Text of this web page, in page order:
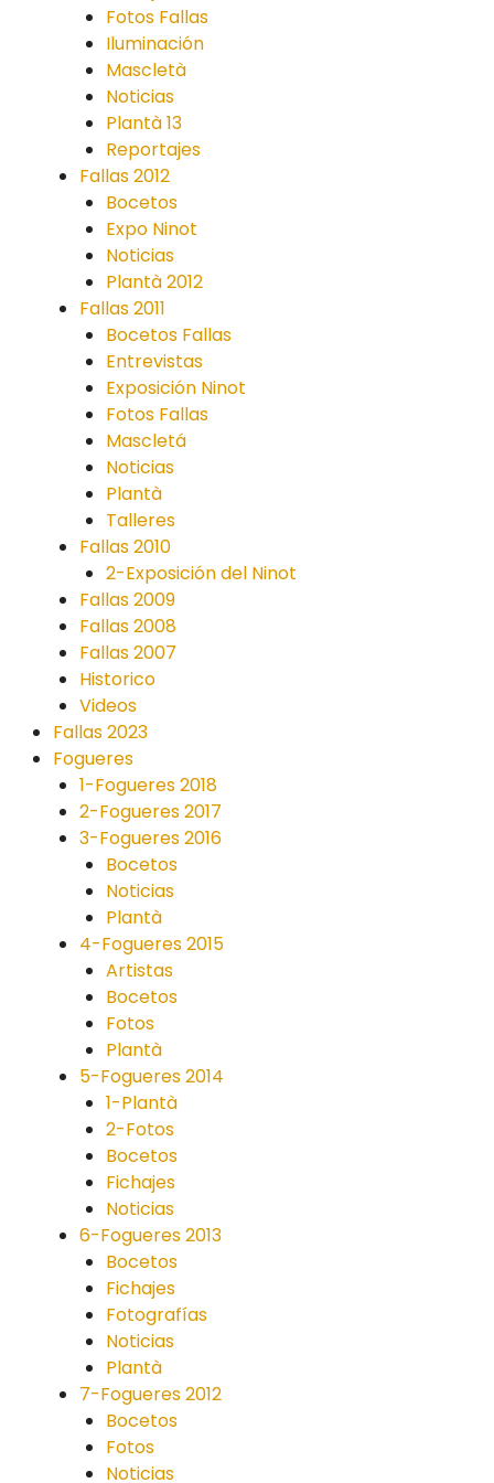
Fotos Fallas
Iluminación
Mascletà
Noticias
Plantà 13
Reportajes
Fallas 2012
Bocetos
Expo Ninot
Noticias
Plantà 2012
Fallas 2011
Bocetos Fallas
Entrevistas
Exposición Ninot
Fotos Fallas
Mascletá
Noticias
Plantà
Talleres
Fallas 2010
2-Exposición del Ninot
Fallas 2009
Fallas 2008
Fallas 2007
Historico
Videos
Fallas 2023
Fogueres
1-Fogueres 2018
2-Fogueres 2017
3-Fogueres 2016
Bocetos
Noticias
Plantà
4-Fogueres 2015
Artistas
Bocetos
Fotos
Plantà
5-Fogueres 2014
1-Plantà
2-Fotos
Bocetos
Fichajes
Noticias
6-Fogueres 2013
Bocetos
Fichajes
Fotografías
Noticias
Plantà
7-Fogueres 2012
Bocetos
Fotos
Noticias